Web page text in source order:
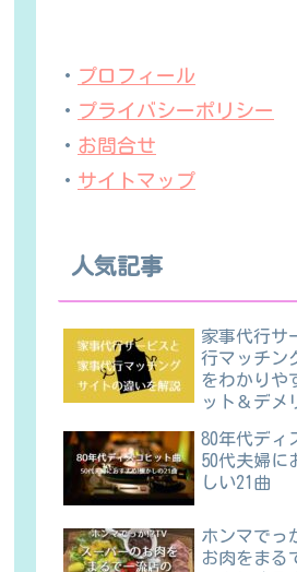
・ プロフィール
・ プライバシーポリシー
・ お問合せ
・ サイトマップ
人気記事
家事代行サ
行マッチン
をわかりや
ット＆デメ
80年代ディ
50代夫婦に
しい21曲
ホンマでっ
お肉をまる